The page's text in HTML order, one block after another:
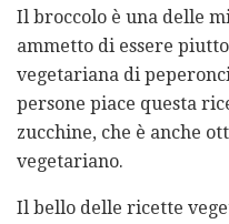
Il broccolo è una delle
ammetto di essere
vegetariana di
persone piace questa
zucchine, che è anche
vegetariano.
Il bello delle ricette